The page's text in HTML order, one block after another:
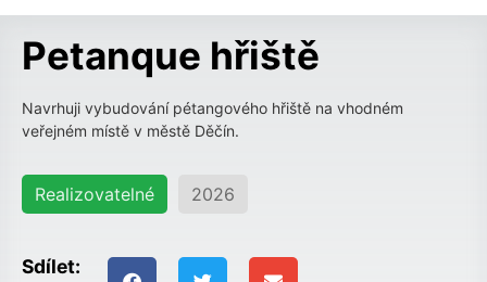
Petanque hřiště
Navrhuji vybudování pétangového hřiště na vhodném
veřejném místě v městě Děčín.
Realizovatelné 2026
Sdílet: